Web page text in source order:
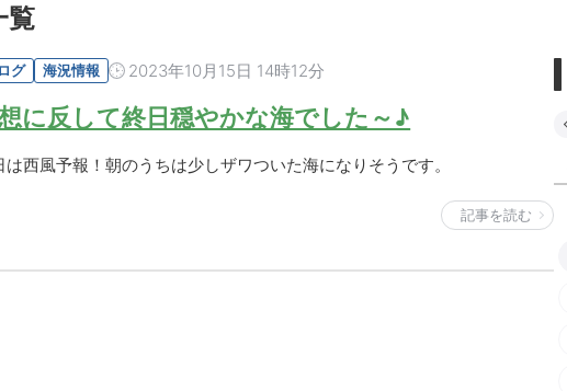
覧
グ 海況情報 2023年10月15日 14時12分
に反して終日穏やかな海でした～♪
は西風予報！朝のうちは少しザワついた海になりそうです。
記事を読む